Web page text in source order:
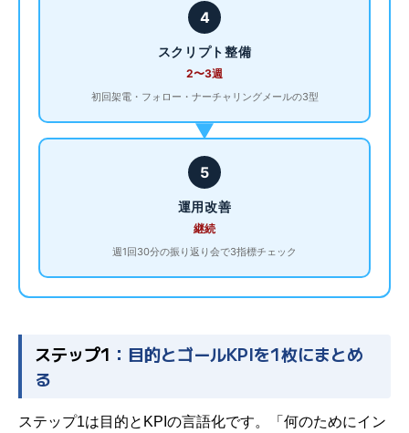
4
スクリプト整備
2〜3週
初回架電・フォロー・ナーチャリングメールの3型
▶
5
運用改善
継続
週1回30分の振り返り会で3指標チェック
ステップ1 ：目的とゴールKPIを1枚にまとめ
る
ステップ1は目的とKPIの言語化です。「何のためにイン